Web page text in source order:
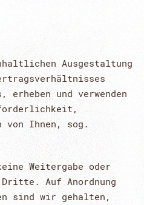
Ausgestaltung
erheben und verwenden
von Ihnen, sog.
Weitergabe oder
Auf Anordnung
sind wir gehalten,